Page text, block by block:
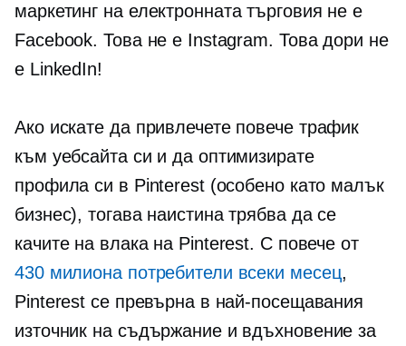
маркетинг на електронната търговия не е
Facebook. Това не е Instagram. Това дори не
е LinkedIn!
Ако искате да привлечете повече трафик
към уебсайта си и да оптимизирате
профила си в Pinterest (особено като малък
бизнес), тогава наистина трябва да се
качите на влака на Pinterest. С повече от
430 милиона потребители всеки месец,
Pinterest се превърна в най-посещавания
източник на съдържание и вдъхновение за